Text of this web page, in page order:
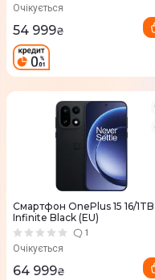
Очікується
54 999₴
Смартфон OnePlus 15 16/1TB
Infinite Black (EU)
1
Очікується
64 999₴